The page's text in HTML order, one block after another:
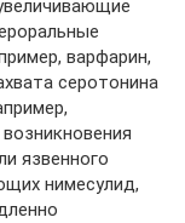
варфарин,
серотонина
язвенного
нимесулид,